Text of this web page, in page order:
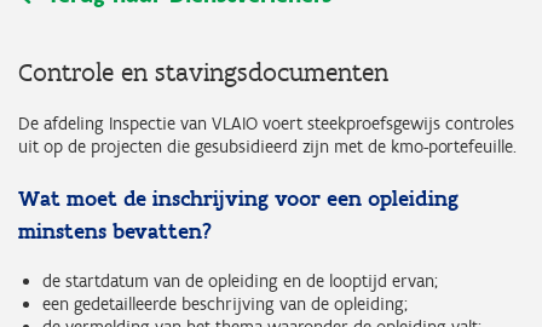
Controle en stavingsdocumenten
De afdeling Inspectie van VLAIO voert steekproefsgewijs controles
uit op de projecten die gesubsidieerd zijn met de kmo-portefeuille.
Wat moet de inschrijving voor een opleiding
minstens bevatten?
de startdatum van de opleiding en de looptijd ervan;
een gedetailleerde beschrijving van de opleiding;